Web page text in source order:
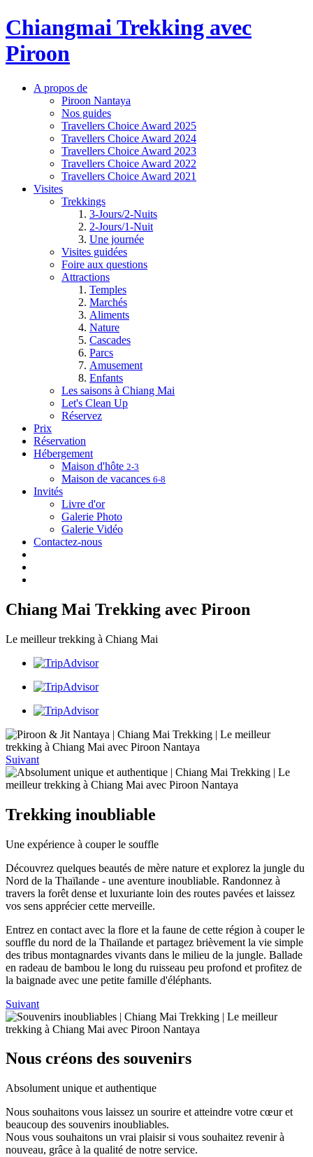
Chiangmai Trekking avec
Piroon
A propos de
Piroon Nantaya
Nos guides
Travellers Choice Award 2025
Travellers Choice Award 2024
Travellers Choice Award 2023
Travellers Choice Award 2022
Travellers Choice Award 2021
Visites
Trekkings
3-Jours/2-Nuits
2-Jours/1-Nuit
Une journée
Visites guidées
Foire aux questions
Attractions
Temples
Marchés
Aliments
Nature
Cascades
Parcs
Amusement
Enfants
Les saisons à Chiang Mai
Let's Clean Up
Réservez
Prix
Réservation
Hébergement
Maison d'hôte 2-3
Maison de vacances 6-8
Invités
Livre d'or
Galerie Photo
Galerie Vidéo
Contactez-nous
Chiang Mai Trekking avec Piroon
Le meilleur trekking à Chiang Mai
Suivant
Trekking inoubliable
Une expérience à couper le souffle
Découvrez quelques beautés de mère nature et explorez la jungle du
Nord de la Thaïlande - une aventure inoubliable. Randonnez à
travers la forêt dense et luxuriante loin des routes pavées et laissez
vos sens apprécier cette merveille.
Entrez en contact avec la flore et la faune de cette région à couper le
souffle du nord de la Thaïlande et partagez brièvement la vie simple
des tribus montagnardes vivants dans le milieu de la jungle. Ballade
en radeau de bambou le long du ruisseau peu profond et profitez de
la baignade avec une petite famille d'éléphants.
Suivant
Nous créons des souvenirs
Absolument unique et authentique
Nous souhaitons vous laissez un sourire et atteindre votre cœur et
beaucoup des souvenirs inoubliables.
Nous vous souhaitons un vrai plaisir si vous souhaitez revenir à
nouveau, grâce à la qualité de notre service.